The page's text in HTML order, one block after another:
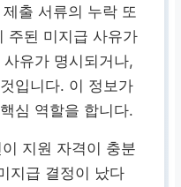
출 서류의 누락 또
주된 미지급 사유가
유가 명시되거나,
입니다. 이 정보가
심 역할을 합니다.
지원 자격이 충분
지급 결정이 났다